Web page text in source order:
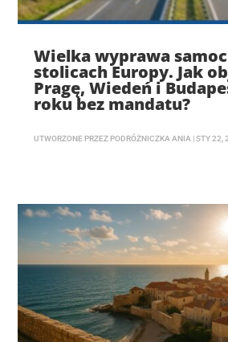
Wielka wyprawa
stolicach Europy. Jak
Pragę, Wiedeń i
roku bez mandatu?
UTWORZONE PRZEZ PODRÓŻNICZKA ANIA |STY 22,